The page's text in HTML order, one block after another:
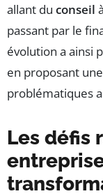
allant du conseil
passant par le
évolution a ainsi
en proposant
problématiques
Les défis